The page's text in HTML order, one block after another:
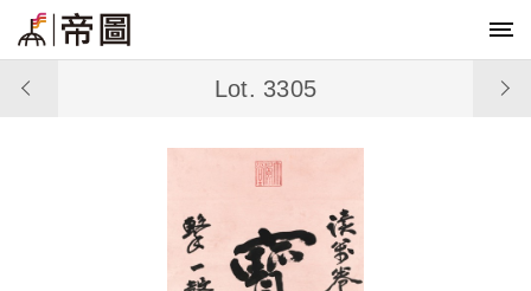
Lot. 3305